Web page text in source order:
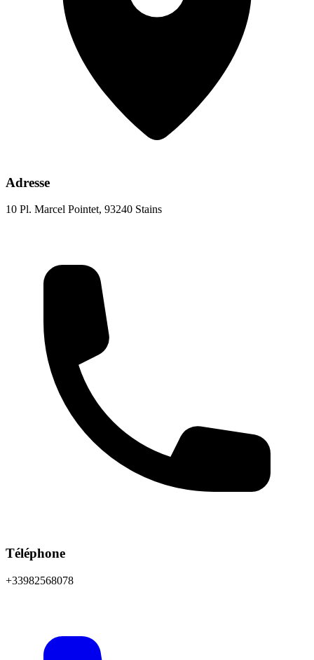
Adresse
10 Pl. Marcel Pointet, 93240 Stains
Téléphone
+33982568078